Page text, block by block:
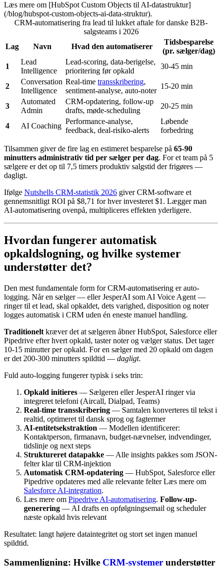
Læs mere om [HubSpot Custom Objects til AI-datastruktur]
(/blog/hubspot-custom-objects-ai-data-struktur).
CRM-automatisering fra lead til lukket aftale for danske B2B-
salgsteams i 2026
Lag
Navn Hvad den automatiserer
Tidsbesparelse
(pr. sælger/dag)
1
Lead
Intelligence
Lead-scoring, data-berigelse,
prioritering før opkald
30-45 min
2
Conversation
Intelligence
Real-time transskribering,
sentiment-analyse, auto-noter
15-20 min
3
Automated
Admin
CRM-opdatering, follow-up
drafts, møde-scheduling
20-25 min
4 AI Coaching
Performance-analyse,
feedback, deal-risiko-alerts
Løbende
forbedring
Tilsammen giver de fire lag en estimeret besparelse på 65-90
minutters administrativ tid per sælger per dag. For et team på 5
sælgere er det op til 7,5 timers produktiv salgstid der frigøres —
dagligt.
Ifølge Nutshells CRM-statistik 2026 giver CRM-software et
gennemsnitligt ROI på $8,71 for hver investeret $1. Lægger man
AI-automatisering ovenpå, multipliceres effekten yderligere.
Hvordan fungerer automatisk
opkaldslogning, og hvilke systemer
understøtter det?
Den mest fundamentale form for CRM-automatisering er auto-
logging. Når en sælger — eller JesperAI som AI Voice Agent —
ringer til et lead, skal opkaldet, dets varighed, disposition og noter
logges automatisk i CRM uden én eneste manuel handling.
Traditionelt kræver det at sælgeren åbner HubSpot, Salesforce eller
Pipedrive efter hvert opkald, taster noter og vælger status. Det tager
10-15 minutter per opkald. For en sælger med 20 opkald om dagen
er det 200-300 minutters spildtid — dagligt.
Fuld auto-logging fungerer typisk i seks trin:
Opkald initieres — Sælgeren eller JesperAI ringer via
integreret telefoni (Aircall, Dialpad, Teams)
Real-time transskribering — Samtalen konverteres til tekst i
realtid, optimeret til dansk sprog og fagtermer
AI-entitetsekstraktion — Modellen identificerer:
Kontaktperson, firmanavn, budget-nævnelser, indvendinger,
tidslinje og next steps
Struktureret datapakke — Alle insights pakkes som JSON-
felter klar til CRM-injektion
Automatisk CRM-opdatering — HubSpot, Salesforce eller
Pipedrive opdateres med alle relevante felter Læs mere om
Salesforce AI-integration.
Læs mere om Pipedrive AI-automatisering. Follow-up-
generering — AI drafts en opfølgningsemail og scheduler
næste opkald hvis relevant
Resultatet: langt højere dataintegritet og stort set ingen manuel
spildtid.
Sammenligning: Hvilke CRM-systemer understøtter